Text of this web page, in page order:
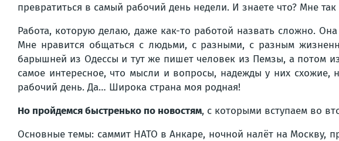
превратиться в самый рабочий день недели. И знаете что? Мне так
Работа, которую делаю, даже как-то работой назвать сложно.
Мне нравится общаться с людьми, с разными, с разным
барышней из Одессы и тут же пишет человек из Пемзы, а потом
самое интересное, что мысли и вопросы, надежды у них схожие,
рабочий день. Да… Широка страна моя родная!
Но пройдемся быстренько по новостям, с которыми вступаем во
Основные темы: саммит НАТО в Анкаре, ночной налёт на Москву,